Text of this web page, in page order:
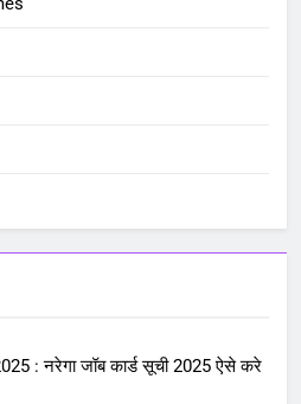
: नरेगा जॉब कार्ड सूची 2025 ऐसे करे